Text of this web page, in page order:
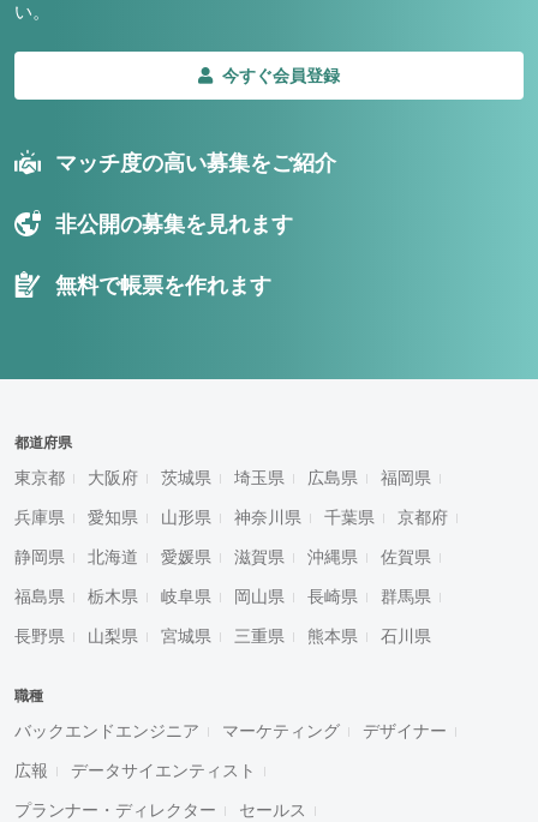
い。
今すぐ会員登録
マッチ度の高い募集をご紹介
非公開の募集を見れます
無料で帳票を作れます
都道府県
東京都 大阪府 茨城県 埼玉県 広島県 福岡県
兵庫県 愛知県 山形県 神奈川県 千葉県 京都府
静岡県 北海道 愛媛県 滋賀県 沖縄県 佐賀県
福島県 栃木県 岐阜県 岡山県 長崎県 群馬県
長野県 山梨県 宮城県 三重県 熊本県 石川県
職種
バックエンドエンジニア マーケティング デザイナー
広報 データサイエンティスト
プランナー・ディレクター セールス